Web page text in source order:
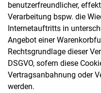
benutzerfreundlicher,
Verarbeitung bspw. die
Internetauftritts in
Angebot einer
Rechtsgrundlage dieser
DSGVO, sofern diese
Vertragsanbahnung oder
werden.